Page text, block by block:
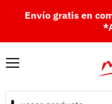
Envío gratis en